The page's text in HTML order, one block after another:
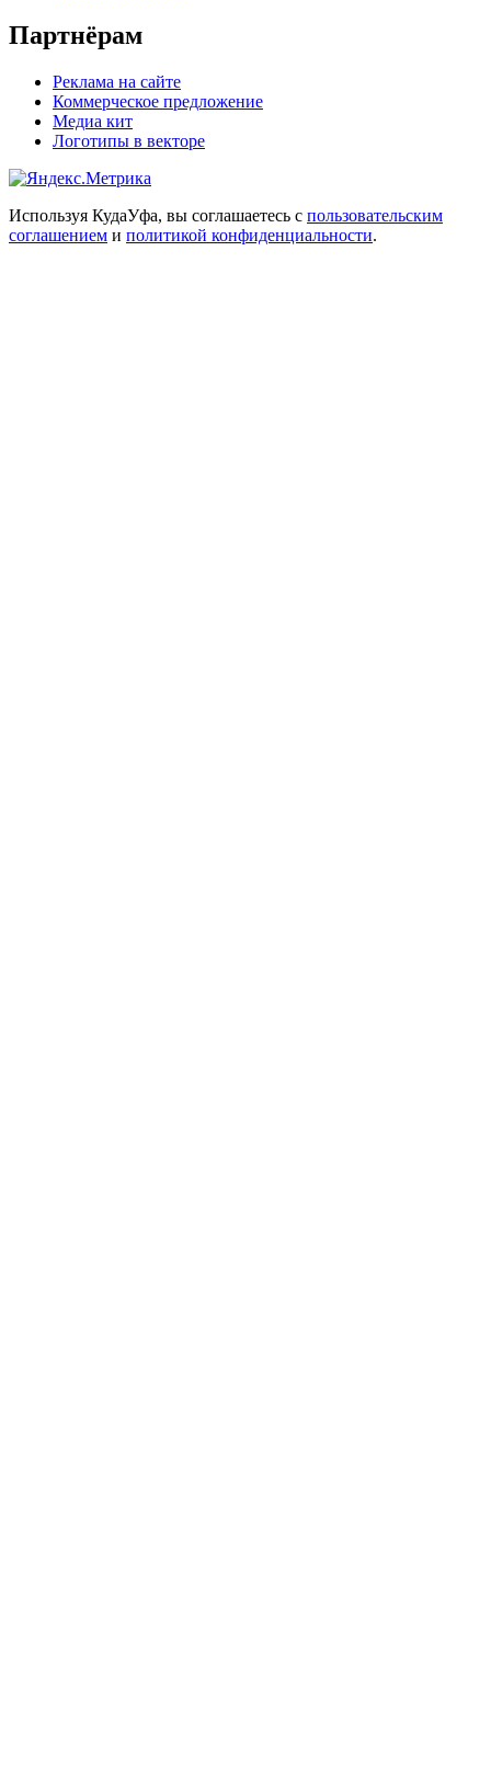
Партнёрам
Реклама на сайте
Коммерческое предложение
Медиа кит
Логотипы в векторе
Используя КудаУфа, вы соглашаетесь с пользовательским
соглашением и политикой конфиденциальности.